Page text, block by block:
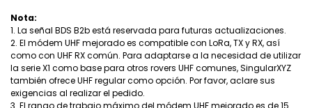
Nota:
1. La señal BDS B2b está reservada para futuras actualizaciones.
2. El módem UHF mejorado es compatible con LoRa, TX y RX, así
como con UHF RX común. Para adaptarse a la necesidad de utilizar
la serie X1 como base para otros rovers UHF comunes, SingularXYZ
también ofrece UHF regular como opción. Por favor, aclare sus
exigencias al realizar el pedido.
3. El rango de trabajo máximo del módem UHF mejorado es de 15